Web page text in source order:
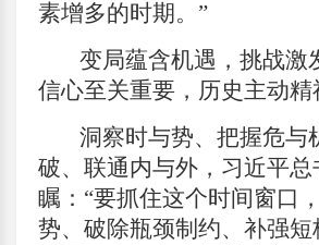
素增多的时期。”
变局蕴含机遇，挑战激
信心至关重要，历史主动精
洞察时与势、把握危与
破、联通内与外，习近平总
瞩：“要抓住这个时间窗口
势、破除瓶颈制约、补强